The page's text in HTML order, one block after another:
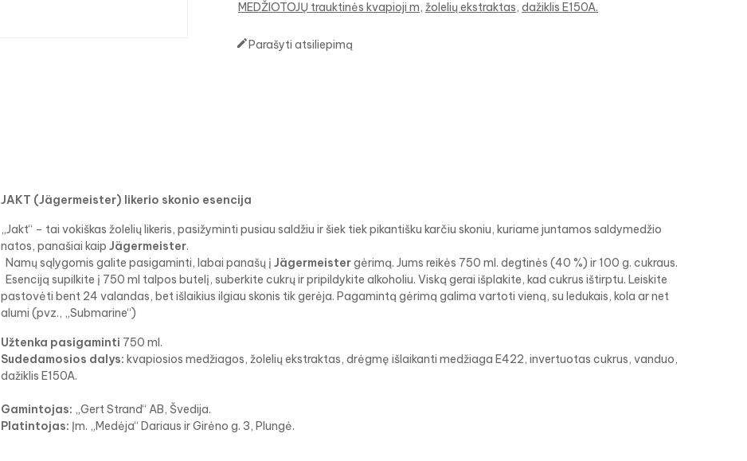
MEDŽIOTOJŲ trauktinės kvapioji m žolelių ekstraktas dažiklis E150A.
Parašyti atsiliepimą
JAKT (Jägermeister) likerio skonio esencija
„Jakt“ – tai vokiškas žolelių likeris, pasižyminti pusiau saldžiu ir šiek tiek pikantišku karčiu skoniu, kuriame juntamos saldymedžio
natos, panašiai kaip Jägermeister.
Namų sąlygomis galite pasigaminti, labai panašų į Jägermeistergėrimą. Jums reikės 750 ml. degtinės (40 %) ir 100 g. cukraus.
Esenciją supilkite į 750 ml talpos butelį, suberkite cukrų ir pripildykite alkoholiu. Viską gerai išplakite, kad cukrus ištirptu. Leiskite
pastovėti bent 24 valandas, bet išlaikius ilgiau skonis tik gerėja. Pagamintą gėrimą galima vartoti vieną, su ledukais, kola ar net
alumi (pvz., „Submarine“)
Užtenka pasigaminti 750 ml.
Sudedamosios dalys: kvapiosios medžiagos, žolelių ekstraktas, drėgmę išlaikanti medžiaga E422, invertuotas cukrus, vanduo,
dažiklis E150A.
Gamintojas: „Gert Strand“ AB, Švedija.
Platintojas: Įm. „Medėja“ Dariaus ir Girėno g. 3, Plungė.